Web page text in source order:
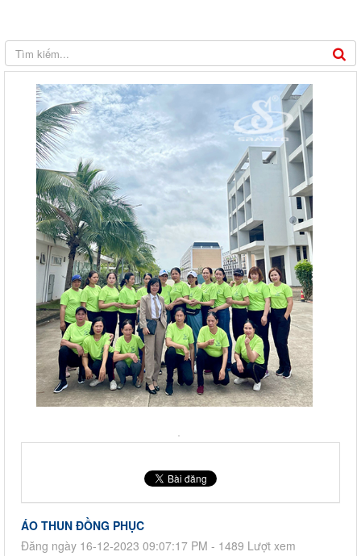
ÁO THUN ĐỒNG PHỤC
Đăng ngày 16-12-2023 09:07:17 PM - 1489 Lượt xem